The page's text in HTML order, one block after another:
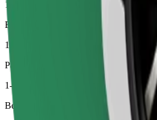
18 min
Beräknat avstånd
14,5 km
Passagerare
1-4
Beräknat pris